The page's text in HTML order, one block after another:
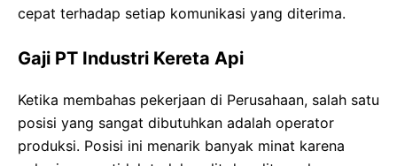
cepat terhadap setiap komunikasi yang diterima.
Gaji PT Industri Kereta Api
Ketika membahas pekerjaan di Perusahaan, salah satu
posisi yang sangat dibutuhkan adalah operator
produksi. Posisi ini menarik banyak minat karena